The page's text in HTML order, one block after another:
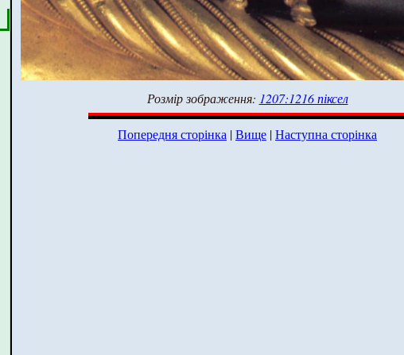
Розмір зображення: 1207:1216 піксел
Попередня сторінка |Вище |Наступна сторінка